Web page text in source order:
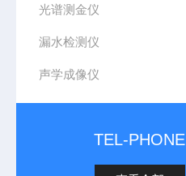
光谱测金仪
漏水检测仪
声学成像仪
TEL-PHONE